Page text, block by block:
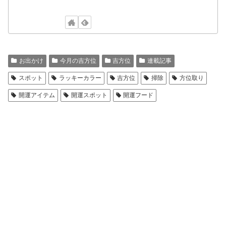
お出かけ 今月の吉方位 吉方位 連載記事
スポット ラッキーカラー 吉方位 掃除 方位取り
開運アイテム 開運スポット 開運フード